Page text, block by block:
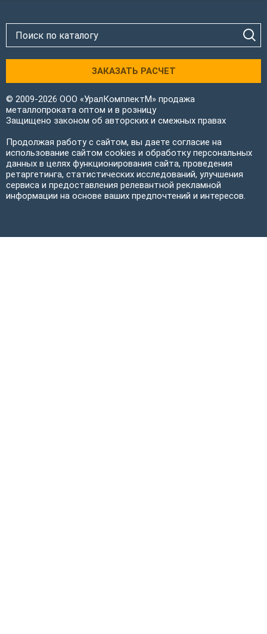
ЗАКАЗАТЬ РАСЧЕТ
© 2009-2026 ООО «УралКомплектМ» продажа
металлопроката оптом и в розницу
Защищено законом об авторских и смежных правах
Продолжая работу с сайтом, вы даете согласие на
использование сайтом cookies и обработку персональных
данных в целях функционирования сайта, проведения
ретаргетинга, статистических исследований, улучшения
сервиса и предоставления релевантной рекламной
информации на основе ваших предпочтений и интересов.